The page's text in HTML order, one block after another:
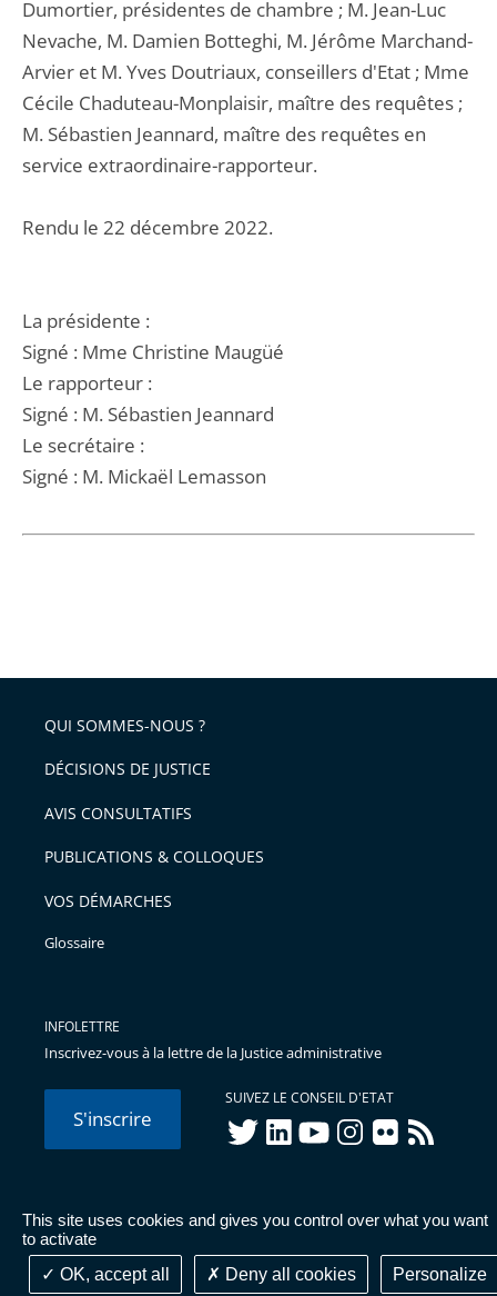
This site uses cookies and gives you control over what you want
to activate
OK, accept all
Deny all cookies Personalize
Dumortier, présidentes de chambre ; M. Jean-Luc
Nevache, M. Damien Botteghi, M. Jérôme Marchand-
Arvier et M. Yves Doutriaux, conseillers d'Etat ; Mme
Cécile Chaduteau-Monplaisir, maître des requêtes ;
M. Sébastien Jeannard, maître des requêtes en
service extraordinaire-rapporteur.
Rendu le 22 décembre 2022.
La présidente :
Signé : Mme Christine Maugüé
Le rapporteur :
Signé : M. Sébastien Jeannard
Le secrétaire :
Signé : M. Mickaël Lemasson
QUI SOMMES-NOUS ?
DÉCISIONS DE JUSTICE
AVIS CONSULTATIFS
PUBLICATIONS & COLLOQUES
VOS DÉMARCHES
Glossaire
INFOLETTRE
Inscrivez-vous à la lettre de la Justice administrative
S'inscrire
SUIVEZ LE CONSEIL D'ETAT
twitterlinkedInyoutubeinstagram
flickr rss
© Conseil d'État 2026 - Mentions légales
Données
personnelles-Publications administratives-Accessibilité :
partiellement conforme